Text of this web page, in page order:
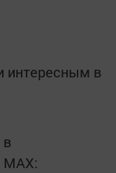
интересным в
MАХ: